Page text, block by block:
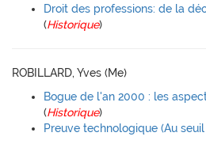
Droit des professions: de la
(Historique)
ROBILLARD, Yves (Me)
Bogue de l'an 2000 : les
(Historique)
Preuve technologique (Au